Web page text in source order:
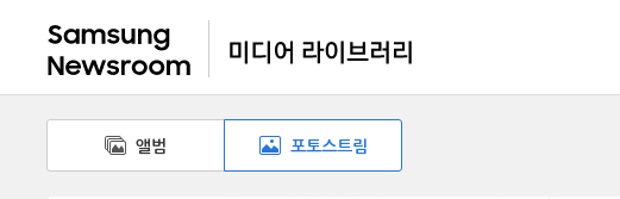
앨범 포토스트림